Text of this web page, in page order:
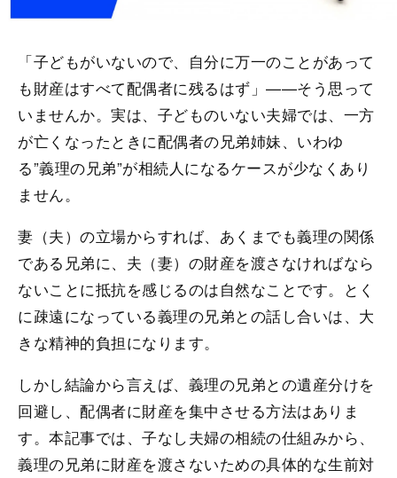
「子どもがいないので、自分に万一のことがあって
も財産はすべて配偶者に残るはず」——そう思って
いませんか。実は、子どものいない夫婦では、一方
が亡くなったときに配偶者の兄弟姉妹、いわゆ
る”義理の兄弟”が相続人になるケースが少なくあり
ません。
妻（夫）の立場からすれば、あくまでも義理の関係
である兄弟に、夫（妻）の財産を渡さなければなら
ないことに抵抗を感じるのは自然なことです。とく
に疎遠になっている義理の兄弟との話し合いは、大
きな精神的負担になります。
しかし結論から言えば、義理の兄弟との遺産分けを
回避し、配偶者に財産を集中させる方法はありま
す。本記事では、子なし夫婦の相続の仕組みから、
義理の兄弟に財産を渡さないための具体的な生前対